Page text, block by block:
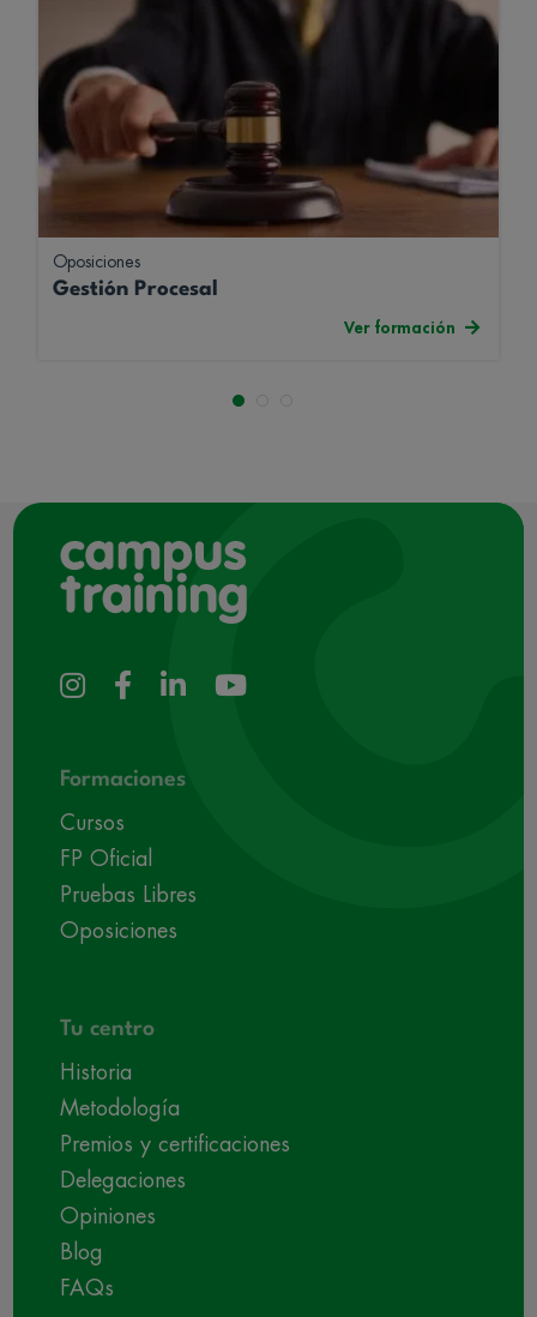
Oposiciones
Gestión Procesal
Ver formación
Formaciones
Cursos
FP Oficial
Pruebas Libres
Oposiciones
Tu centro
Historia
Metodología
Premios y certificaciones
Delegaciones
Opiniones
Blog
FAQs